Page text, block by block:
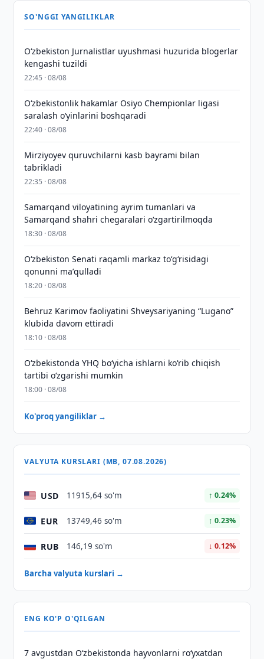
SO'NGGI YANGILIKLAR
O‘zbekiston Jurnalistlar uyushmasi huzurida blogerlar
kengashi tuzildi
22:45 · 08/08
O‘zbekistonlik hakamlar Osiyo Chempionlar ligasi
saralash o‘yinlarini boshqaradi
22:40 · 08/08
Mirziyoyev quruvchilarni kasb bayrami bilan
tabrikladi
22:35 · 08/08
Samarqand viloyatining ayrim tumanlari va
Samarqand shahri chegaralari oʻzgartirilmoqda
18:30 · 08/08
Oʻzbekiston Senati raqamli markaz toʻgʻrisidagi
qonunni maʼqulladi
18:20 · 08/08
Behruz Karimov faoliyatini Shveysariyaning “Lugano”
klubida davom ettiradi
18:10 · 08/08
O‘zbekistonda YHQ bo‘yicha ishlarni ko‘rib chiqish
tartibi o‘zgarishi mumkin
18:00 · 08/08
Ko'proq yangiliklar →
VALYUTA KURSLARI (MB, 07.08.2026)
USD 11915,64 so'm ↑ 0.24%
EUR 13749,46 so'm ↑ 0.23%
RUB 146,19 so'm ↓ 0.12%
Barcha valyuta kurslari →
ENG KO'P O'QILGAN
7 avgustdan O‘zbekistonda hayvonlarni ro‘yxatdan